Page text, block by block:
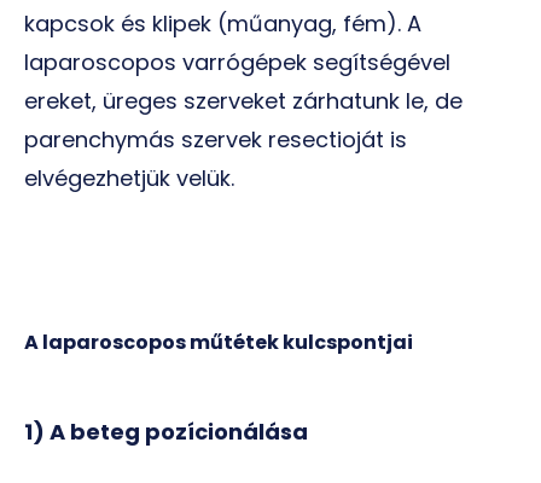
kapcsok és klipek (műanyag, fém). A
laparoscopos varrógépek segítségével
ereket, üreges szerveket zárhatunk le, de
parenchymás szervek resectioját is
elvégezhetjük velük.
A laparoscopos műtétek kulcspontjai
1) A beteg pozícionálása